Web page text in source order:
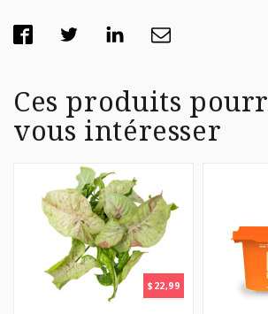
Ces produits
vous intéresser
$ 22,99